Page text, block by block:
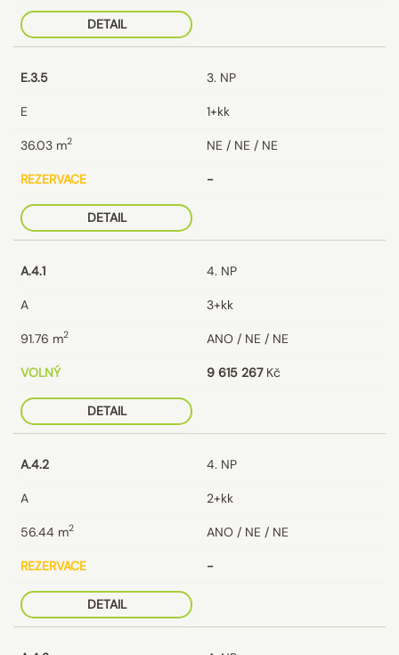
DETAIL
E.3.5 3. NP
E 1+kk
36.03 m2 NE / NE / NE
REZERVACE -
DETAIL
A.4.1 4. NP
A 3+kk
91.76 m2 ANO / NE / NE
VOLNÝ 9 615 267Kč
DETAIL
A.4.2 4. NP
A 2+kk
56.44 m2 ANO / NE / NE
REZERVACE -
DETAIL